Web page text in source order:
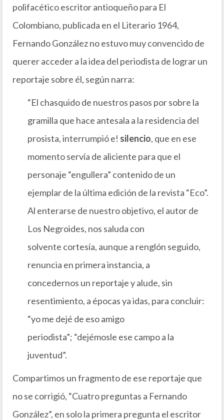
polifacético escritor antioqueño para El
Colombiano, publicada en el Literario 1964,
Fernando González no estuvo muy convencido de
querer acceder a la idea del periodista de lograr un
reportaje sobre él, según narra:
“El chasquido de nuestros pasos por sobre la
gramilla que hace antesala a la residencia del
prosista, interrumpió e! silencio, que en ese
momento servía de aliciente para que el
personaje “engullera” contenido de un
ejemplar de la última edición de la revista “Eco”.
Al enterarse de nuestro objetivo, el autor de
Los Negroides, nos saluda con
solvente cortesía, aunque a renglón seguido,
renuncia en primera instancia, a
concedernos un reportaje y alude, sin
resentimiento, a épocas ya idas, para concluir:
“yo me dejé de eso amigo
periodista”; “dejémosle ese campo a la
juventud”.
Compartimos un fragmento de ese reportaje que
no se corrigió, “Cuatro preguntas a Fernando
González”, en solo la primera pregunta el escritor